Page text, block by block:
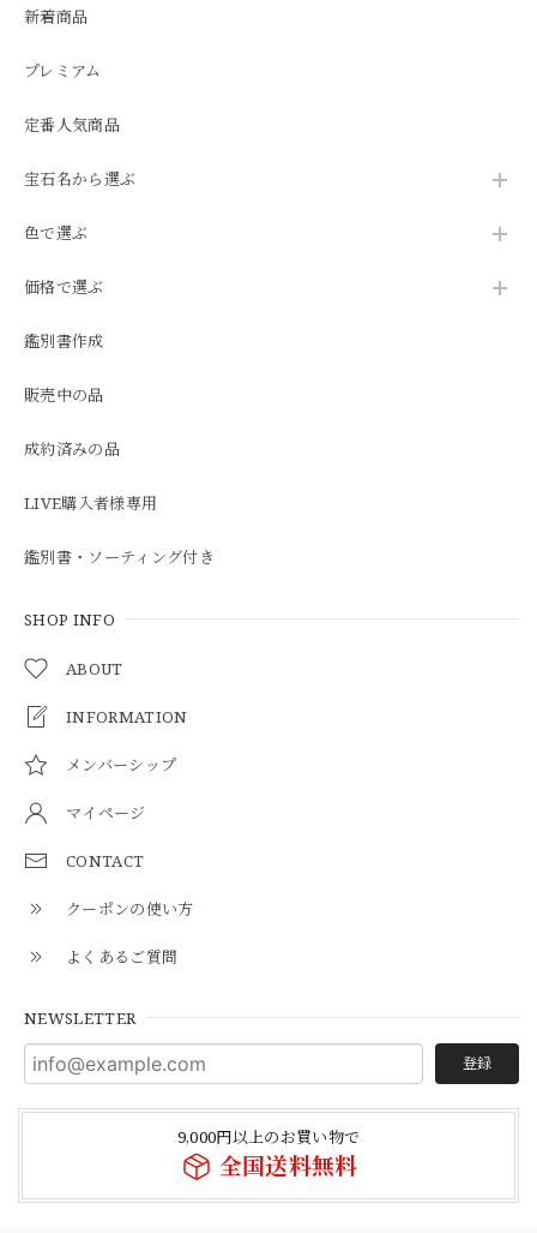
新着商品
プレミアム
定番人気商品
宝石名から選ぶ
色で選ぶ
価格で選ぶ
鑑別書作成
販売中の品
成約済みの品
LIVE購入者様専用
鑑別書・ソーティング付き
SHOP INFO
ABOUT
INFORMATION
メンバーシップ
マイページ
CONTACT
クーポンの使い方
よくあるご質問
NEWSLETTER
登録
9,000円以上のお買い物で
全国送料無料